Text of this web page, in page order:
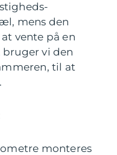
mens den
vente på en
vi den
til at
monteres